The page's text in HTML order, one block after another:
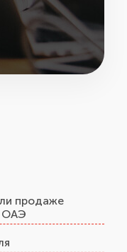
продаже
ОАЭ